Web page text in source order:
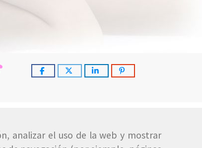
analizar el uso de la web y mostrar